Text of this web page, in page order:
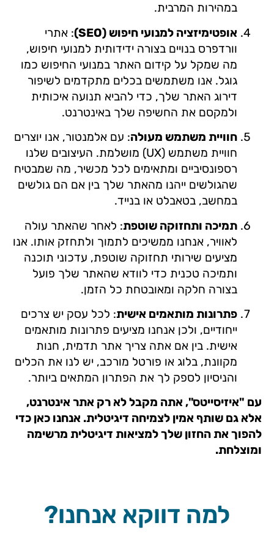
במהירות המרבית.
אופטימיזציה למנועי חיפוש (SEO)
: אתרי
וורדפרס בנויים בצורה ידידותית למנועי חיפוש,
מה שמקל על קידום האתר במנועי החיפוש כמו
גוגל. אנו משתמשים בכלים מתקדמים לשיפור
דירוג האתר שלך, כדי להביא תנועה איכותית
ולמקסם את החשיפה שלך באינטרנט.
חוויית משתמש מעולה: עם אלמנטור, אנו יוצרים
חוויית משתמש (UX) מושלמת. העיצובים שלנו
רספונסיביים ומתאימים לכל מכשיר, מה שמבטיח
שהגולשים ייהנו מהאתר שלך בין אם הם גולשים
במחשב, בטאבלט או בנייד.
תמיכה ותחזוקה שוטפת: לאחר שהאתר עולה
לאוויר, אנחנו ממשיכים לתמוך ולתחזק אותו. אנו
מציעים שירותי תחזוקה שוטפת, עדכוני תוכנה
ותמיכה טכנית כדי לוודא שהאתר שלך פועל
בצורה חלקה ומאובטחת כל הזמן.
פתרונות מותאמים אישית: לכל עסק יש צרכים
ייחודיים, ולכן אנחנו מציעים פתרונות מותאמים
אישית. בין אם אתה צריך אתר תדמית, חנות
מקוונת, בלוג או פורטל מורכב, יש לנו את הכלים
והניסיון לספק לך את הפתרון המתאים ביותר.
עם "איזיסייטס", אתה מקבל לא רק אתר אינטרנט,
אלא גם שותף אמין לצמיחה דיגיטלית. אנחנו כאן כדי
להפוך את החזון שלך למציאות דיגיטלית מרשימה
ומוצלחת.
למה דווקא אנחנו?